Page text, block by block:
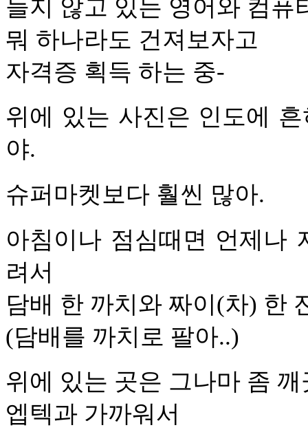
늘지 않고 있는 영어와 컴퓨
뭐 하나라도 건져보자고
자격증 획득 하는 중-
위에 있는 사진은 인도에
야.
슈퍼마켓보다 훨씬 많아.
아침이나 점심때면 언제나
려서
담배 한 까치와 짜이(차) 한
(담배를 까치로 팔아..)
위에 있는 곳은 그나마 좀
엡텍과 가까워서